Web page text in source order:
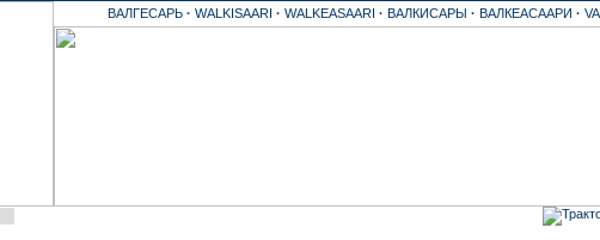
ВАЛГЕСАРЬ · WALKISAARI · WALKEASAARI · ВАЛКИСАРЫ · ВАЛКЕАСААРИ ·